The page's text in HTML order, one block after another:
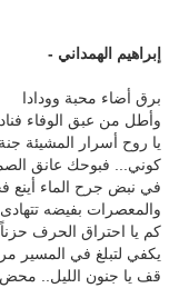
إبراهيم الهمداني -
برق أضاء محبة وودادا
وأطل من عبق الوفاء
يا روح أسرار المشيئة جنة
كوني... فبوحك عانق
في نبض جرح الماء أينع
والمعصرات بفيضه تتهادى
كم يا احتراق الحرف حزناً
يكفي لتبلغ في المسير
قف يا جنون الليل.. محض